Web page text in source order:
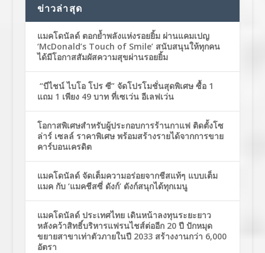
ข่าวล่าสุด
แมคโดนัลด์ ตอกย้ำพลังแห่งรอยยิ้ม ผ่านแคมเปญ
‘McDonald’s Touch of Smile’ สนับสนุนให้ทุกคน
ได้มีโอกาสสัมผัสความสุขผ่านรอยยิ้ม
“บีไชน์ ไบโอ โปร ซี” จัดโปรโมชั่นสุดพิเศษ ซื้อ 1
แถม 1 เพียง 49 บาท ที่เซเว่น อีเลฟเว่น
โอกาสพิเศษสำหรับผู้ประกอบการร้านกาแฟ ติดตั้งโซ
ล่าร์ เซลล์ ราคาพิเศษ พร้อมสร้างรายได้จากการขาย
คาร์บอนเครดิต
แมคโดนัลด์ จัดเต็มความอร่อยจากชีสแท้ๆ แบบเต็ม
แมค กับ ‘แมคชีสซี่ ดังก์’ ดังก์สนุกได้ทุกเมนู
แมคโดนัลด์ ประเทศไทย เดินหน้าลงทุนระยะยาว
หลังคว้าสิทธิ์บริหารแฟรนไชส์ต่ออีก 20 ปี ปักหมุด
ขยายสาขาเท่าตัวภายในปี 2033 สร้างงานกว่า 6,000
อัตรา